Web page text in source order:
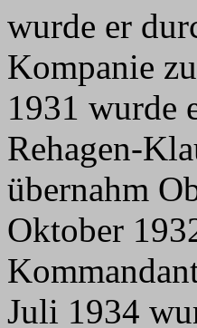
wurde er
Kompanie
1931 wurde
Rehagen-
übernahm
Oktober
Juli 1934